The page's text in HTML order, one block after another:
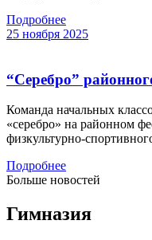
Подробнее
25 ноября 2025
“Серебро”
Команда начальных
«серебро» на районном
физкультурно-
Подробнее
Больше новостей
Гимназия